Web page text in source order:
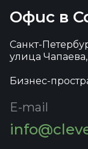
Офис в
Санкт-
улица Чапаева,
Бизнес-
E-mail